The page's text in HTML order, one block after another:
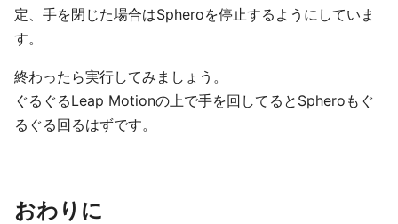
定、手を閉じた場合はSpheroを停止するようにしていま
す。
終わったら実行してみましょう。
ぐるぐるLeap Motionの上で手を回してるとSpheroもぐ
るぐる回るはずです。
おわりに